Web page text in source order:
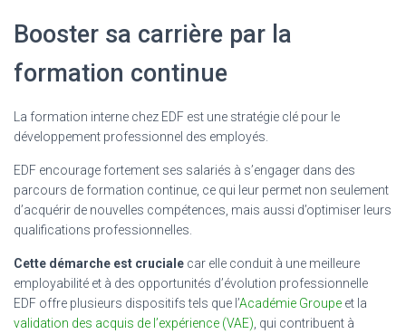
Booster sa carrière par la
formation continue
La formation interne chez EDF est une stratégie clé pour le
développement professionnel des employés.
EDF encourage fortement ses salariés à s’engager dans des
parcours de formation continue, ce qui leur permet non seulement
d’acquérir de nouvelles compétences, mais aussi d’optimiser leurs
qualifications professionnelles.
Cette démarche est cruciale car elle conduit à une meilleure
employabilité et à des opportunités d’évolution professionnelle
EDF offre plusieurs dispositifs tels que l’Académie Groupe et la
validation des acquis de l’expérience (VAE) , qui contribuent à